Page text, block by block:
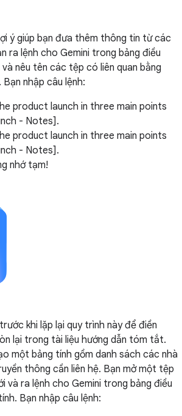
ý giúp bạn đưa thêm thông tin từ các
ra lệnh cho Gemini trong bảng điều
và nêu tên các tệp có liên quan bằng
nhập câu lệnh:
product launch in three main points
- Notes].
product launch in three main points
- Notes].
nhớ tạm!
trước khi lặp lại quy trình này để điền
lại trong tài liệu hướng dẫn tóm tắt.
một bảng tính gồm danh sách các nhà
thông cần liên hệ. Bạn mở một tệp
và ra lệnh cho Gemini trong bảng điều
Bạn nhập câu lệnh: